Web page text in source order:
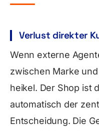
Verlust direkter
Wenn externe
zwischen Marke
heikel. Der Shop ist
automatisch der
Entscheidung. Die